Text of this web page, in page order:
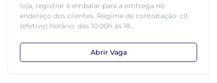
loja, registrar e embalar para a emtrega no
endereço dos clientes. Regime de contratação: clt
(efetivo) horário: das 10:00h às 18...
Abrir Vaga